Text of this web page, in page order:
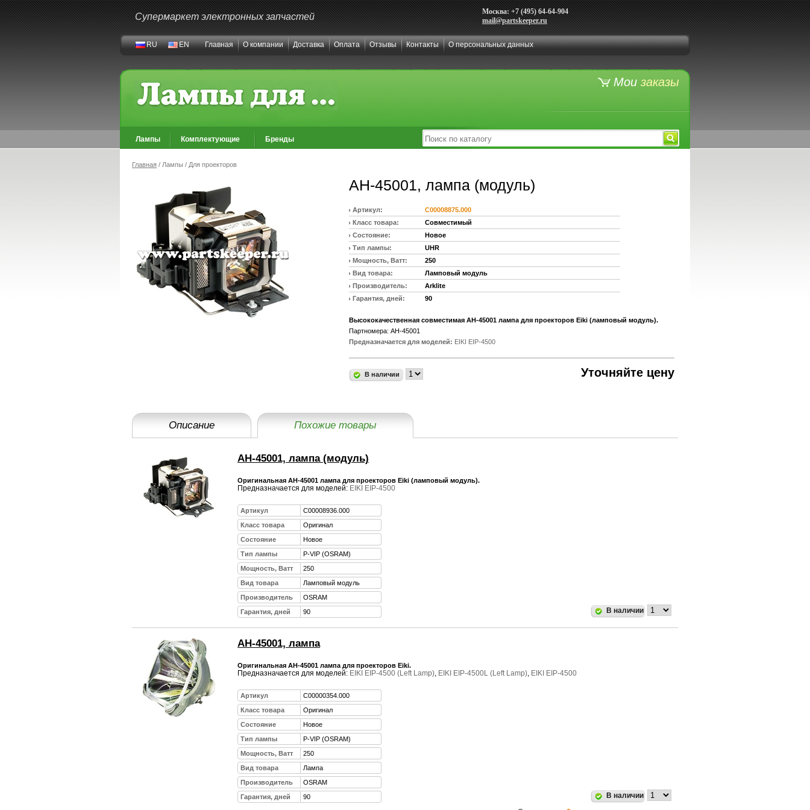
Супермаркет электронных запчастей
Москва: +7 (495) 64-64-904
mail@partskeeper.ru
RU EN Главная О компании Доставка Оплата Отзывы Контакты О персональных данных
Лампы Комплектующие Бренды
Мои заказы
Главная / Лампы / Для проекторов
AH-45001, лампа (модуль)
Артикул:
C00008875.000
Класс товара:
Совместимый
Состояние:
Новое
Тип лампы:
UHR
Мощность, Ватт:
250
Вид товара:
Ламповый модуль
Производитель:
Arklite
Гарантия, дней:
90
Высококачественная совместимая AH-45001 лампа для проекторов Eiki (ламповый модуль).
Партномера: AH-45001
Предназначается для моделей: EIKI EIP-4500
В наличии Уточняйте цену
Описание Похожие товары
AH-45001, лампа (модуль)
Оригинальная AH-45001 лампа для проекторов Eiki (ламповый модуль).
Предназначается для моделей: EIKI EIP-4500
Артикул
C00008936.000
Класс товара
Оригинал
Состояние
Новое
Тип лампы
P-VIP (OSRAM)
Мощность, Ватт
250
Вид товара
Ламповый модуль
Производитель
OSRAM
Гарантия, дней
90 В наличии
AH-45001, лампа
Оригинальная AH-45001 лампа для проекторов Eiki.
Предназначается для моделей: EIKI EIP-4500 (Left Lamp) EIKI EIP-4500L (Left Lamp) EIKI EIP-4500
Артикул
C00000354.000
Класс товара
Оригинал
Состояние
Новое
Тип лампы
P-VIP (OSRAM)
Мощность, Ватт
250
Вид товара
Лампа
Производитель
OSRAM
Гарантия, дней
90
В наличии